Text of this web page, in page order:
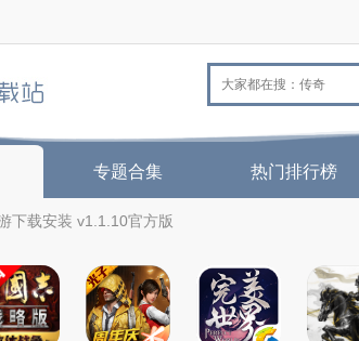
专题合集 热门排行榜
下载安装 v1.1.10官方版